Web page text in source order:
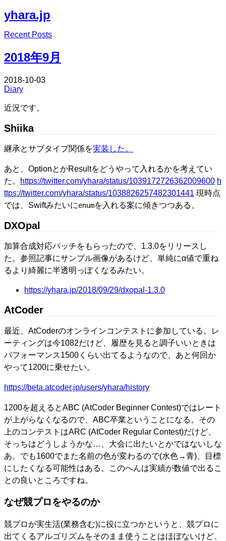
yhara.jp
Recent Posts
2018年9月
2018-10-03
Diary
近況です。
Shiika
継承とサブタイプ関係を実装した。
あと、OptionとかResultをどうやって入れるかを考えてい
た。
https://twitter.com/yhara/status/1039172726362009600 h
ttps://twitter.com/yhara/status/1038826257482301441 現時点
では、Swiftみたいにenumを入れる案に傾きつつある。
DXOpal
加算合成対応パッチをもらったので、1.3.0をリリースし
た。参照記事にサンプル画像があるけど、単純にα値で重ね
るより綺麗に半透明っぽくなるみたい。
https://yhara.jp/2018/09/29/dxopal-1.3.0
AtCoder
最近、AtCoderのオンラインコンテストに参加している。レ
ーティングは今1082だけど、履歴を見ると調子いいときは
パフォーマンス1500くらい出てるようなので、あと何回か
やって1200に乗せたい。
https://beta.atcoder.jp/users/yhara/history
1200を超えるとABC (AtCoder Beginner Contest)ではレート
が上がらなくなるので、ABC卒業ということになる。その
上のコンテストはARC (AtCoder Regular Contest)だけど、
そっちはどうしようかな…、大会に出たいとかではないしな
あ。でも1600でまた名前の色が変わるので(水色→青)、目標
にしたくなる可能性はある。このへんは実績が数値で出るこ
との良いところですね。
なぜ競プロをやるのか
競プロが実生活(業務含む)に役に立つかというと、競プロに
出てくるアルゴリズムをそのまま使うことはほぼないけど、